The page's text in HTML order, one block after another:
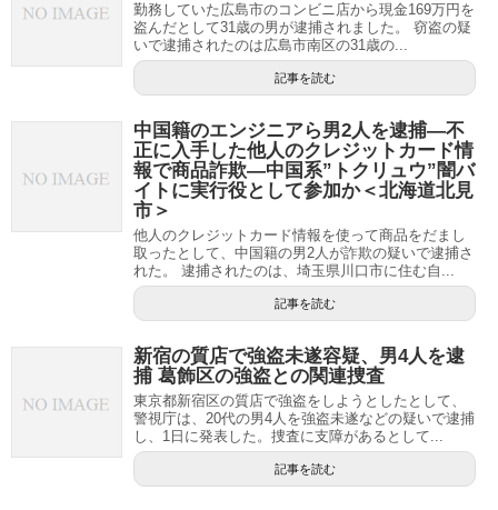
勤務していた広島市のコンビニ店から現金169万円を
盗んだとして31歳の男が逮捕されました。 窃盗の疑
いで逮捕されたのは広島市南区の31歳の...
記事を読む
中国籍のエンジニアら男2人を逮捕―不
正に入手した他人のクレジットカード情
報で商品詐欺―中国系”トクリュウ”闇バ
イトに実行役として参加か＜北海道北見
市＞
他人のクレジットカード情報を使って商品をだまし
取ったとして、中国籍の男2人が詐欺の疑いで逮捕さ
れた。 逮捕されたのは、埼玉県川口市に住む自...
記事を読む
新宿の質店で強盗未遂容疑、男4人を逮
捕 葛飾区の強盗との関連捜査
東京都新宿区の質店で強盗をしようとしたとして、
警視庁は、20代の男4人を強盗未遂などの疑いで逮捕
し、1日に発表した。捜査に支障があるとして...
記事を読む